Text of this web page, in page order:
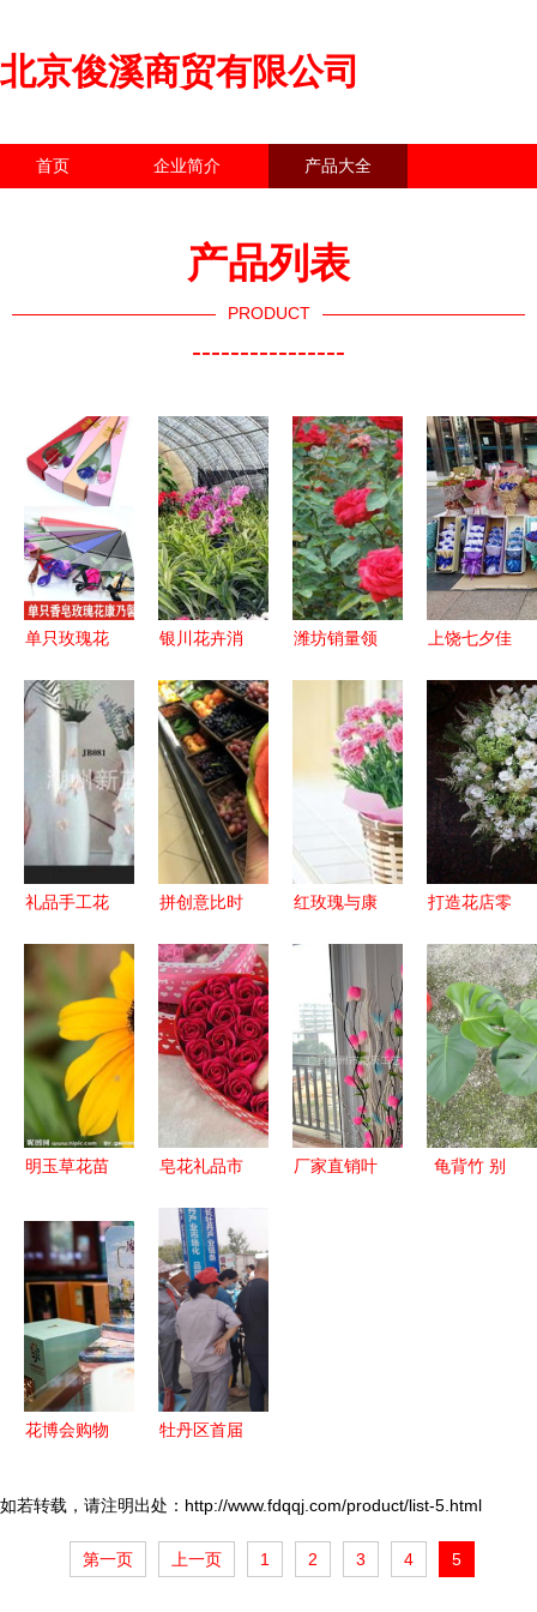
北京俊溪商贸有限公司
首页 企业简介 产品大全
产品列表
PRODUCT
----------------
单只玫瑰花
乃馨永生肥
皂花 情人
节生日礼物
的完美选择
银川花卉消
礼品花卉销
售
潍坊销量领
季供应与销
售指南
上饶七夕佳
友，礼品花
卉销售火
爆，服装餐
饮等行业各
显神通
礼品手工花
格及批发市
场全攻略
拼创意比时
礼物促销战
正酣 礼品
花卉销售
红玫瑰与康
花卉的经典
之选与销售
指南
打造花店零
售策略与实
战技巧
明玉草花苗
品花卉的选
择
皂花礼品市
格、批发、
厂家与销售
策略
厂家直销叶
龟背竹 别
花博会购物
花卉销售创
新高，首发
产品销售额
牡丹区首届
览会开幕
礼品花卉销
售引领消费
如若转载，请注明出处：http://www.fdqqj.com/product/list-5.html
第一页 上一页 1 2 3 4 5